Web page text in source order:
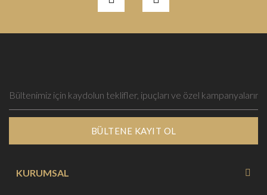
BÜLTENE KAYIT OL
KURUMSAL